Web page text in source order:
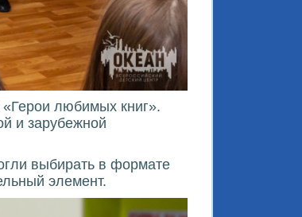
любимых книг».
и зарубежной
выбирать в формате
элемент.